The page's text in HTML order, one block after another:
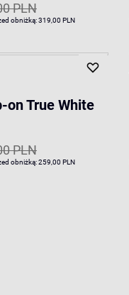
PLN
obniżką:319,00 PLN
on True White
PLN
obniżką:259,00 PLN